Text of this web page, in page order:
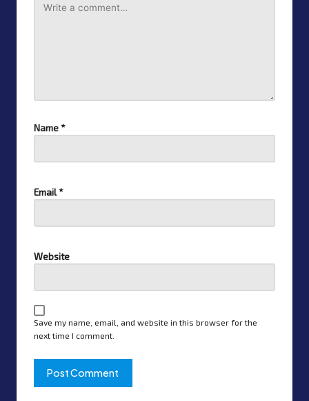
Name*
Email*
Website
Save my name, email, and website in this browser for the
next time I comment.